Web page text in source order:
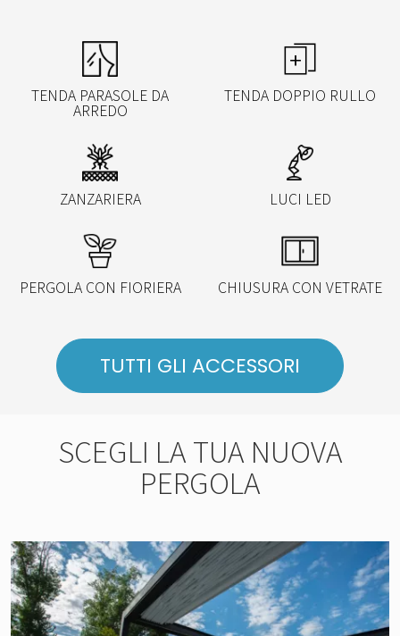
TENDA PARASOLE DA
ARREDO
TENDA DOPPIO RULLO
ZANZARIERA LUCI LED
PERGOLA CON FIORIERA CHIUSURA CON VETRATE
TUTTI GLI ACCESSORI
SCEGLI LA TUA NUOVA
PERGOLA